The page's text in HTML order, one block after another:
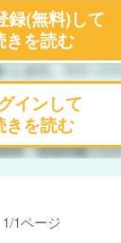
録(無料)して
きを読む
インして
きを読む
1/1ページ